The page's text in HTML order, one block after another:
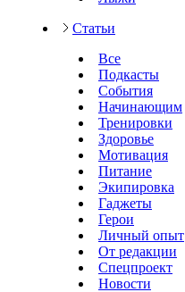
Статьи
Все
Подкасты
События
Начинающим
Тренировки
Здоровье
Мотивация
Питание
Экипировка
Гаджеты
Герои
Личный опыт
От редакции
Спецпроект
Новости